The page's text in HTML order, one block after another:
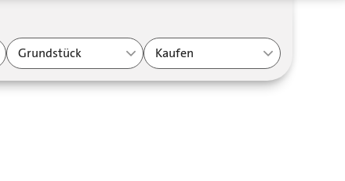
Grundstück Kaufen